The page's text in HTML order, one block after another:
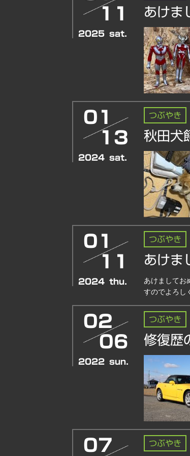
11
2025 sat.
あけま
01
13
2024 sat.
つぶやき
秋田犬
01
11
2024 thu.
つぶやき
あけま
あけましてお
すのでよろし
02
06
2022 sun.
つぶやき
修復歴
07
つぶやき